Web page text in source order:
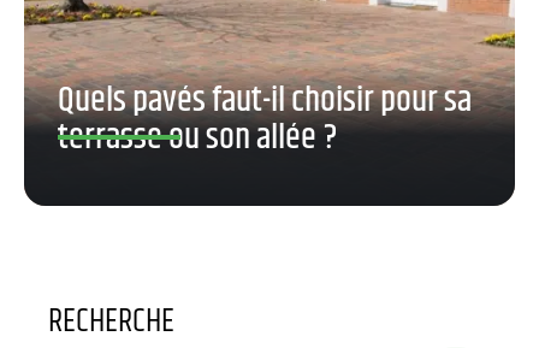
Quels pavés faut-il choisir pour sa
terrasse ou son allée ?
RECHERCHE